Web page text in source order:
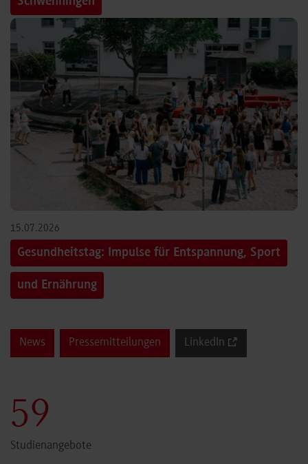
15.07.2026
Gesundheitstag: Impulse für Entspannung, Sport
und Ernährung
News Pressemitteilungen LinkedIn
60
Studienangebote